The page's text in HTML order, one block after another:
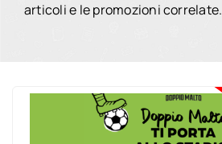
articoli e le promozioni correlate.